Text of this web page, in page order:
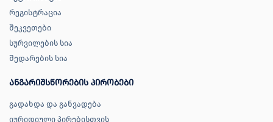
რეგისტრაცია
შეკვეთები
სურვილების სია
შედარების სია
ანგარიშსწორების პირობები
გადახდა და განვადება
იურიდიული პირებისთვის